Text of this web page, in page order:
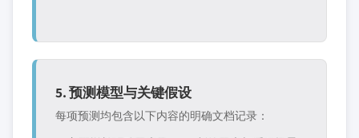
5. 预测模型与关键假设
每项预测均包含以下内容的明确文档记录：